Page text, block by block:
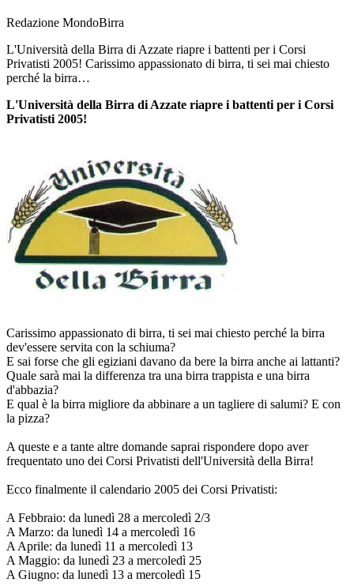
Redazione MondoBirra
L'Università della Birra di Azzate riapre i battenti per i Corsi
Privatisti 2005! Carissimo appassionato di birra, ti sei mai chiesto
perché la birra…
L'Università della Birra di Azzate riapre i battenti per i Corsi
Privatisti 2005!
Carissimo appassionato di birra, ti sei mai chiesto perché la birra
dev'essere servita con la schiuma?
E sai forse che gli egiziani davano da bere la birra anche ai lattanti?
Quale sarà mai la differenza tra una birra trappista e una birra
d'abbazia?
E qual è la birra migliore da abbinare a un tagliere di salumi? E con
la pizza?
A queste e a tante altre domande saprai rispondere dopo aver
frequentato uno dei Corsi Privatisti dell'Università della Birra!
Ecco finalmente il calendario 2005 dei Corsi Privatisti:
A Febbraio: da lunedì 28 a mercoledì 2/3
A Marzo: da lunedì 14 a mercoledì 16
A Aprile: da lunedì 11 a mercoledì 13
A Maggio: da lunedì 23 a mercoledì 25
A Giugno: da lunedì 13 a mercoledì 15